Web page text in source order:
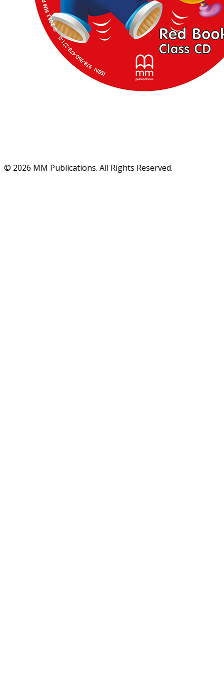
© 2026 MM Publications. All Rights Reserved.